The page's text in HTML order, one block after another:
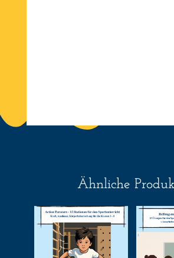
Ähnliche